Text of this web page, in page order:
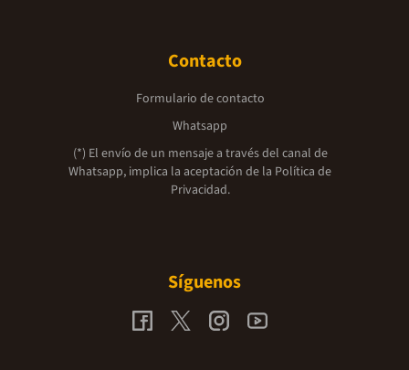
Contacto
Formulario de contacto
Whatsapp
(*) El envío de un mensaje a través del canal de
Whatsapp, implica la aceptación de la Política de
Privacidad.
Síguenos